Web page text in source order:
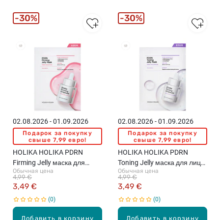
Добавить в корзину
02.08.2026 - 01.09.2026
Подарок за покупку
свыше 7,99 евро!
HOLIKA HOLIKA PDRN
Firming Jelly маска для
лица, 23мл
Обычная цена
3,49 €
4,99 €
0
30%
Добавить в корзину
02.08.2026 - 01.09.2026
Подарок за покупку
свыше 7,99 евро!
HOLIKA HOLIKA PDRN
Toning Jelly маска для лица,
23мл
Обычная цена
3,49 €
4,99 €
0
30%